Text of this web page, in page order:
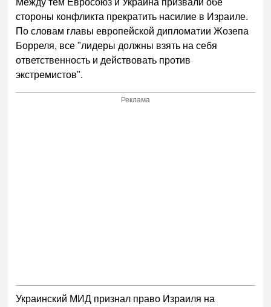
Между тем Евросоюз и Украина призвали обе
стороны конфликта прекратить насилие в Израиле.
По словам главы европейской дипломатии Жозепа
Борреля, все "лидеры должны взять на себя
ответственность и действовать против
экстремистов".
Реклама
Украинский МИД признал право Израиля на